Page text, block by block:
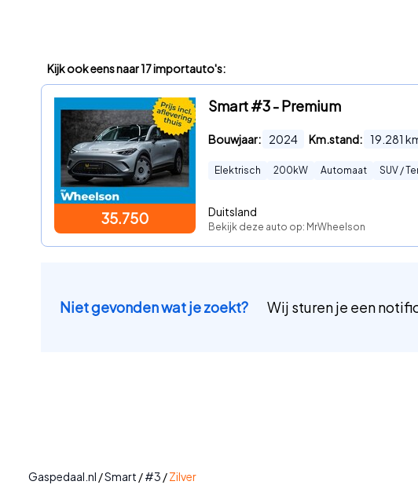
Kijk ook eens naar 17 importauto's:
35.750
Smart #3 - Premium
Bouwjaar: 2024 Km.stand: 19.281
Elektrisch 200 kW Automaat SUV /
Duitsland
Bekijk deze auto op: MrWheelson
Niet gevonden wat je zoekt? Wij sturen je een
Gaspedaal.nl /Smart /#3 /Zilver